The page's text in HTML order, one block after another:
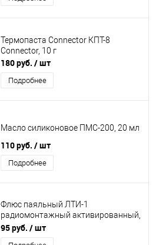
Термопаста Connector КПТ-8
Connector, 10 г
180 руб. / шт
Подробнее
Масло силиконовое ПМС-200, 20 мл
110 руб. / шт
Подробнее
Флюс паяльный ЛТИ-1
радиомонтажный активированный,
22 мл
95 руб. / шт